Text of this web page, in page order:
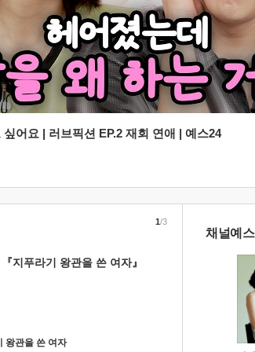
어요 | 러브픽션 EP.2 재회 연애 | 예스24
지푸라기 왕관을 쓴 여자』
왕관을 쓴 여자
1/3
채널예스